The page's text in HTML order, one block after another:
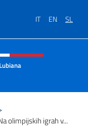
IT EN SL
olimpijskih igrah v...